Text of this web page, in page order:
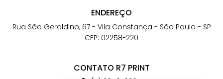
ENDEREÇO
Rua São Geraldino, 67 - Vila Constança - São Paulo - SP
CEP: 02258-220
CONTATO R7 PRINT